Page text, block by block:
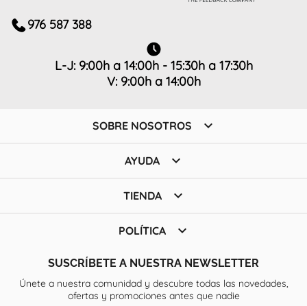
976 587 388
L-J: 9:00h a 14:00h - 15:30h a 17:30h
V: 9:00h a 14:00h
SOBRE NOSOTROS 
AYUDA 
TIENDA 
POLÍTICA 
SUSCRÍBETE A NUESTRA NEWSLETTER
Únete a nuestra comunidad y descubre todas las novedades,
ofertas y promociones antes que nadie